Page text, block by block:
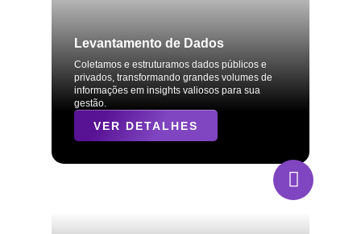
Levantamento de Dados
Coletamos e estruturamos dados públicos e
privados, transformando grandes volumes de
informações em insights valiosos para sua
gestão.
VER DETALHES